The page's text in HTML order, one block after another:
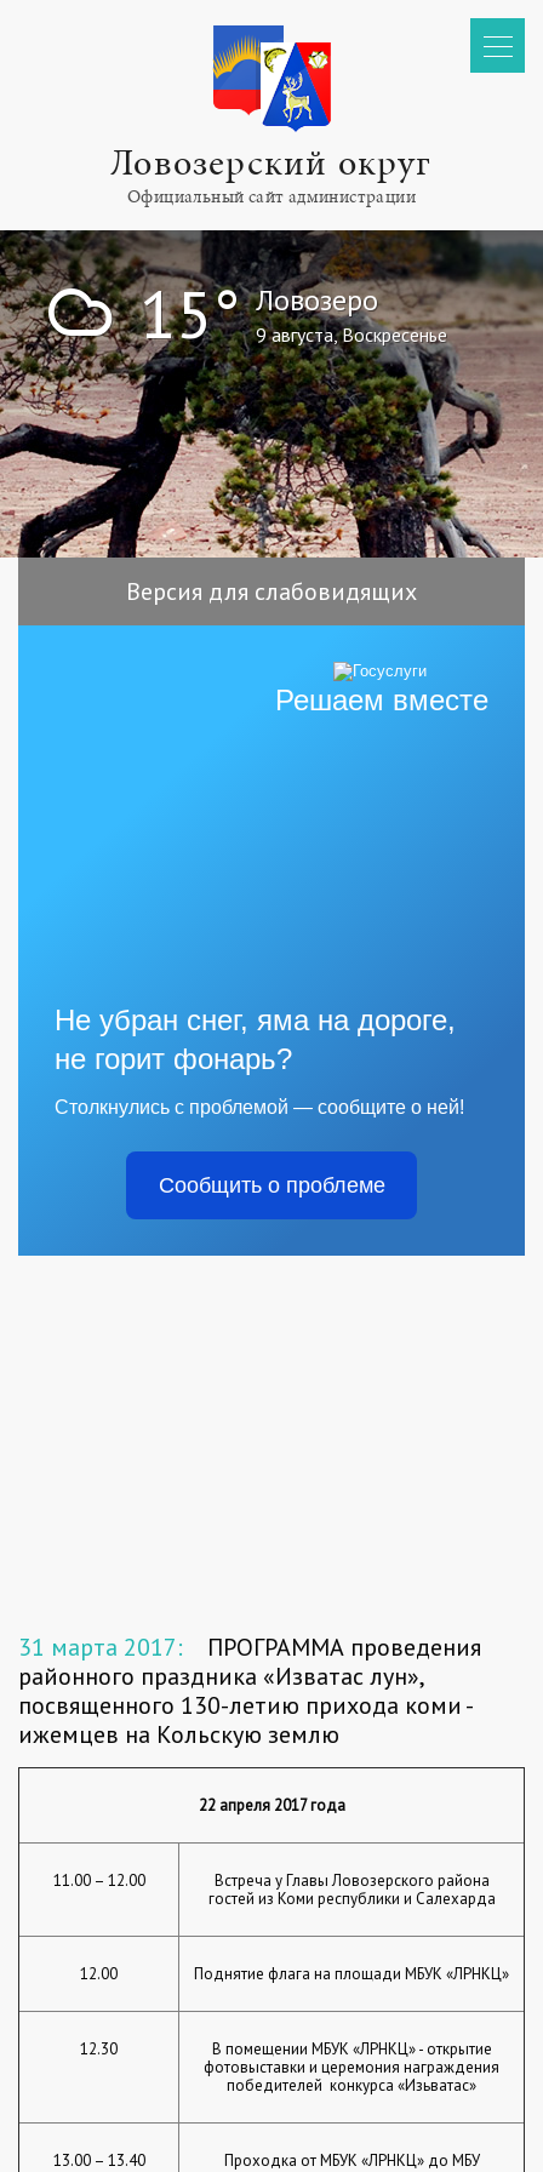
Ловозерский округ
Официальный сайт администрации
! 15° Ловозеро
9 августа, Воскресенье
Версия для слабовидящих
Решаем вместе
Не убран снег, яма на дороге,
не горит фонарь?
Столкнулись с проблемой — сообщите о ней!
Сообщить о проблеме
31 марта 2017:
ПРОГРАММА проведения
районного праздника «Изватас лун»,
посвященного 130-летию прихода коми -
ижемцев на Кольскую землю
22 апреля 2017 года
11.00 – 12.00
Встреча у Главы Ловозерского района
гостей из Коми республики и Салехарда
12.00 Поднятие флага на площади МБУК «ЛРНКЦ»
12.30
В помещении МБУК «ЛРНКЦ» - открытие
фотовыставки и церемония награждения
победителей конкурса «Изьватас»
13.00 – 13.40
Проходка от МБУК «ЛРНКЦ» до МБУ